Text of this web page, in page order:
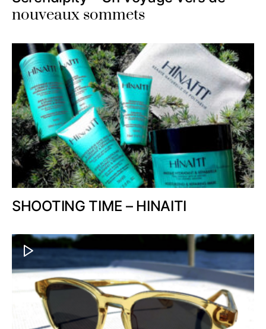
nouveaux sommets
SHOOTING TIME – HINAITI